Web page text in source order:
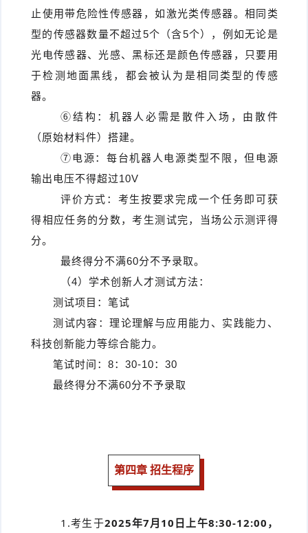
止使用带危险性传感器，如激光类传感器。相同类
型的传感器数量不超过5个（含5个），例如无论是
光电传感器、光感、黑标还是颜色传感器，只要用
于检测地面黑线，都会被认为是相同类型的传感
器。
⑥结构：机器人必需是散件入场，由散件
（原始材料件）搭建。
⑦电源：每台机器人电源类型不限，但电源
输出电压不得超过10V
评价方式：考生按要求完成一个任务即可获
得相应任务的分数，考生测试完，当场公示测评得
分。
最终得分不满60分不予录取。
（4）学术创新人才测试方法：
测试项目：笔试
测试内容：理论理解与应用能力、实践能力、
科技创新能力等综合能力。
笔试时间：8：30-10：30
最终得分不满60分不予录取
第四章 招生程序
1.考生于2025年7月10日上午8:30-12:00，